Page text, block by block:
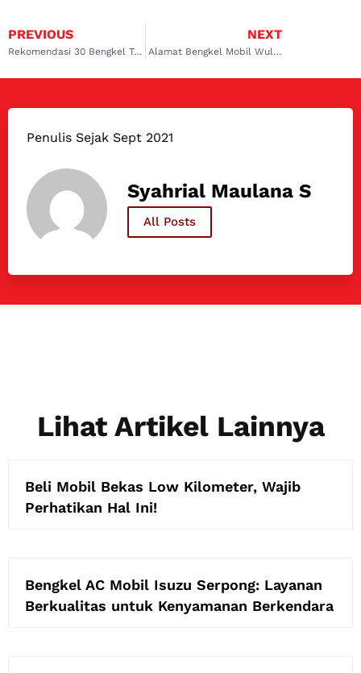
PREVIOUS
Rekomendasi 30 Bengkel Terbaik untuk AC Mobil Suzuki Diesel!
NEXT
Alamat Bengkel Mobil Wuling Almaz Terbaik di Indonesia
Penulis Sejak Sept 2021
Syahrial Maulana S
All Posts
Lihat Artikel Lainnya
Beli Mobil Bekas Low Kilometer, Wajib
Perhatikan Hal Ini!
Bengkel AC Mobil Isuzu Serpong: Layanan
Berkualitas untuk Kenyamanan Berkendara